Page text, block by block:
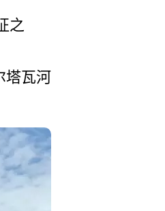
之
塔瓦河